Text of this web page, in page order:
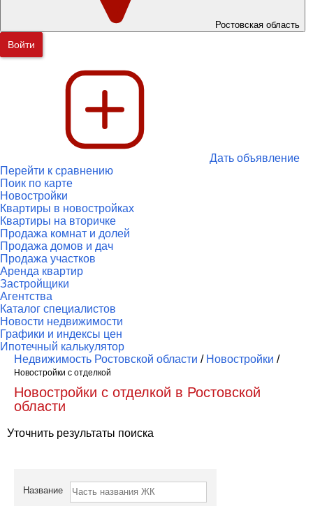
Ростовская область
Войти
Дать объявление
Перейти к сравнению
Поик по карте
Новостройки
Квартиры в новостройках
Квартиры на вторичке
Продажа комнат и долей
Продажа домов и дач
Продажа участков
Аренда квартир
Застройщики
Агентства
Каталог специалистов
Новости недвижимости
Графики и индексы цен
Ипотечный калькулятор
Недвижимость Ростовской области / Новостройки /
Новостройки c отделкой
Новостройки c отделкой в Ростовской
области
Уточнить результаты поиска
Название